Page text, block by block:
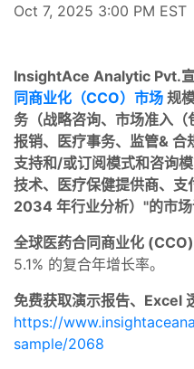
Oct 7, 2025 3:00 PM EST
InsightAce Analytic Pvt.
同商业化（CCO）市场 规
务（战略咨询、市场准入
报销、医疗事务、监管&
支持和/或订阅模式和咨询
技术、医疗保健提供商、
2034 年行业分析）"的市
全球医药合同商业化
5.1% 的复合年增长率。
免费获取演示报告、Excel
https://
sample/2068